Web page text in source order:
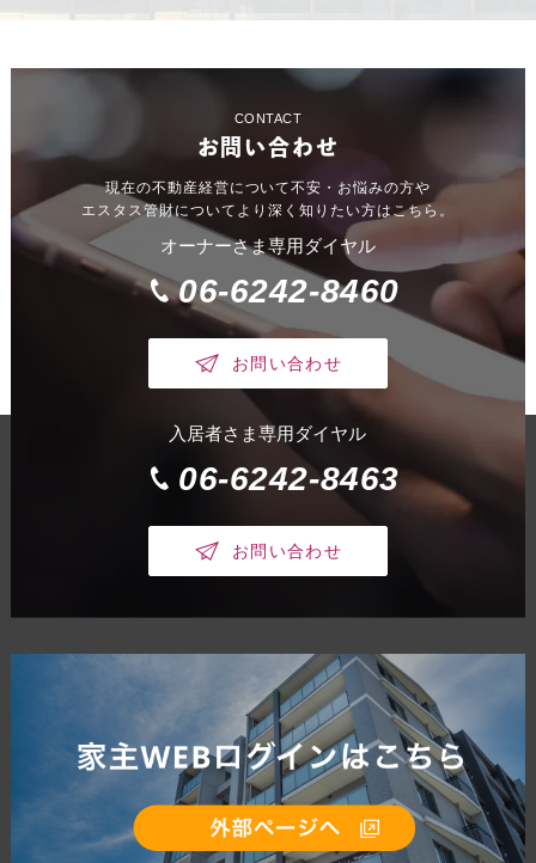
CONTACT
お問い合わせ
現在の不動産経営について不安・お悩みの方や
エスタス管財についてより深く知りたい方はこちら。
オーナーさま専用ダイヤル
06-6242-8460
お問い合わせ
入居者さま専用ダイヤル
06-6242-8463
お問い合わせ